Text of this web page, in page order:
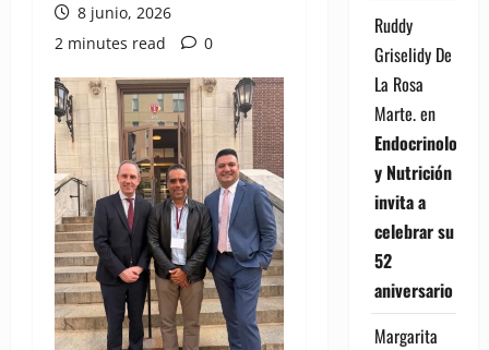
8 junio, 2026
2 minutes read
0
Ruddy
Griselidy De
La Rosa
Marte.en
Endocrinología
y Nutrición
invita a
celebrar su
52
aniversario
Margarita